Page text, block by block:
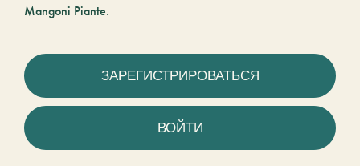
Mangoni Piante.
ЗАРЕГИСТРИРОВАТЬСЯ
ВОЙТИ